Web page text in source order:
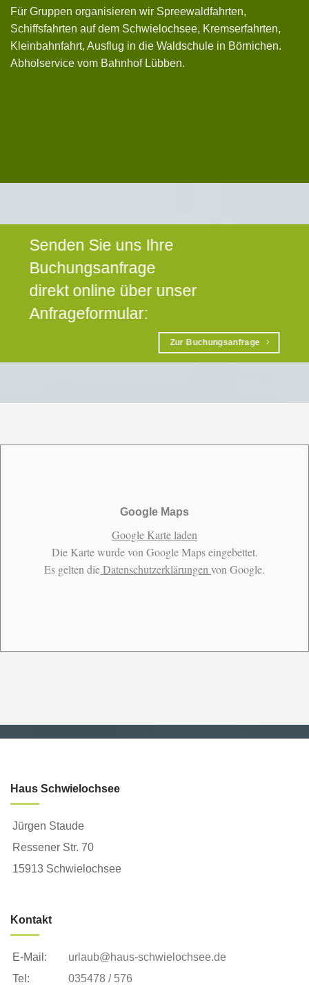
Für Gruppen organisieren wir Spreewaldfahrten,
Schiffsfahrten auf dem Schwielochsee, Kremserfahrten,
Kleinbahnfahrt, Ausflug in die Waldschule in Börnichen.
Abholservice vom Bahnhof Lübben.
Senden Sie uns Ihre
Buchungsanfrage
direkt online über unser
Anfrageformular:
Zur Buchungsanfrage
Google Maps
Google Karte laden
Die Karte wurde von Google Maps eingebettet.
Es gelten dieDatenschutzerklärungen von Google.
Haus Schwielochsee
Jürgen Staude
Ressener Str. 70
15913 Schwielochsee
Kontakt
E-Mail:
urlaub@haus-schwielochsee.de
Tel:
035478 / 576